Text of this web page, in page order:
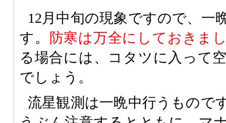
12月中旬の現象ですので、一
す。
防寒は万全にしておきま
る場合には、コタツに入って
でしょう。
流星観測は一晩中行うもので